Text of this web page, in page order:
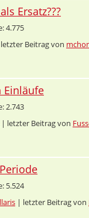
Ersatz???
4.775
Beitrag von
Einläufe
2.743
| letzter Beitrag von
5.524
| letzter Beitrag von